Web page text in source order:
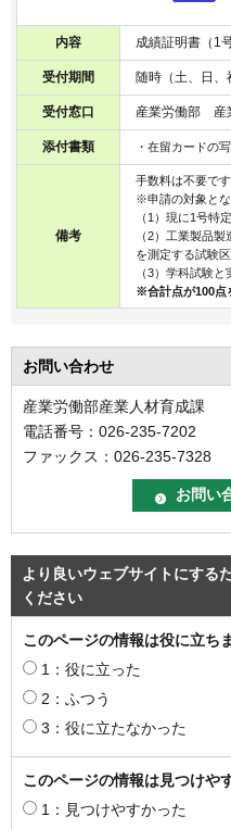
内容 成績証明書（1
受付期間 随時（土、日
受付窓口 産業労働部 産
添付書類 ・在留カードの
備考
手数料は不要です
※申請の対象と
（1）現に1号特
（2）工業製品
を測定する試験
（3）学科試験
※合計点が100点
お問い合わせ
産業労働部産業人材育成課
電話番号：026-235-7202
ファックス：026-235-7328
より良いウェブサイトにする
ください
このページの情報は役に立ち
1：役に立った
2：ふつう
3：役に立たなかった
このページの情報は見つけや
1：見つけやすかった